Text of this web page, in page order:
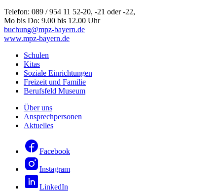
Telefon: 089 / 954 11 52-20, -21 oder -22,
Mo bis Do: 9.00 bis 12.00 Uhr
buchung@mpz-bayern.de
www.mpz-bayern.de
Schulen
Kitas
Soziale Einrichtungen
Freizeit und Familie
Berufsfeld Museum
Über uns
Ansprechpersonen
Aktuelles
Facebook
Instagram
LinkedIn